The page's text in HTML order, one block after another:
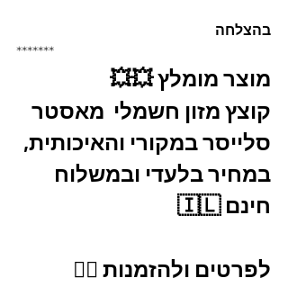
בהצלחה
*******
מוצר מומלץ 💥💥
קוצץ מזון חשמלי  מאסטר
סלייסר במקורי והאיכותית,
במחיר בלעדי ובמשלוח
חינם 🇮🇱
לפרטים ולהזמנות 👇🏼